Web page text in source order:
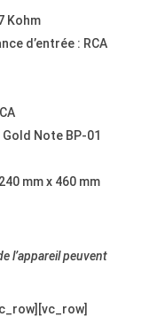
Kohm
d’entrée : RCA
Note BP-01
mm x 460 mm
l’appareil peuvent